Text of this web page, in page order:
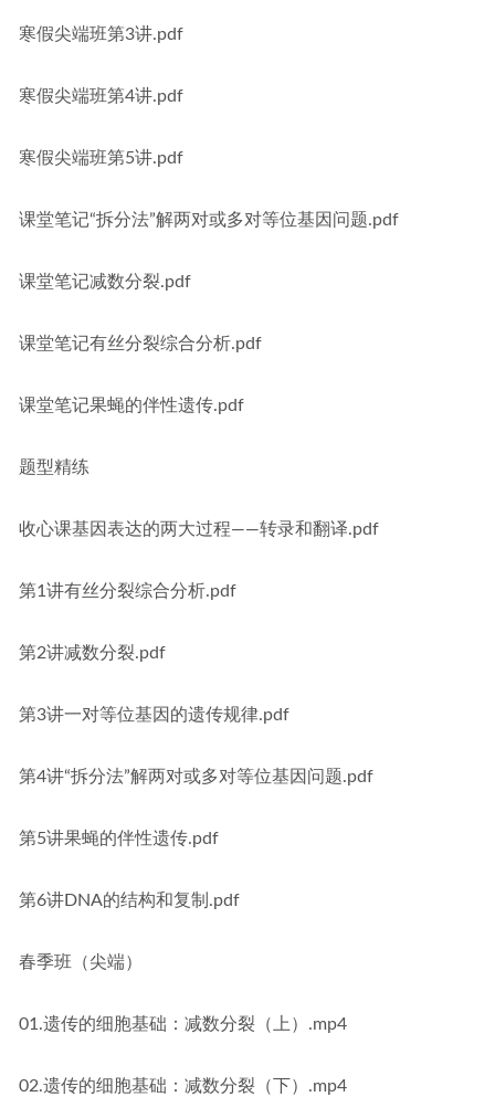
寒假尖端班第3讲.pdf
寒假尖端班第4讲.pdf
寒假尖端班第5讲.pdf
课堂笔记“拆分法”解两对或多对等位基因问题.pdf
课堂笔记减数分裂.pdf
课堂笔记有丝分裂综合分析.pdf
课堂笔记果蝇的伴性遗传.pdf
题型精练
收心课基因表达的两大过程——转录和翻译.pdf
第1讲有丝分裂综合分析.pdf
第2讲减数分裂.pdf
第3讲一对等位基因的遗传规律.pdf
第4讲“拆分法”解两对或多对等位基因问题.pdf
第5讲果蝇的伴性遗传.pdf
第6讲DNA的结构和复制.pdf
春季班（尖端）
01.遗传的细胞基础：减数分裂（上）.mp4
02.遗传的细胞基础：减数分裂（下）.mp4